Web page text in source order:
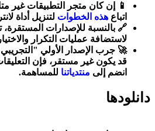
📱 إن كان متجر التطبيقات غير
اتباع هذه الخطوات لتنزيل أداة
🔗 بالنسبة للإصدارات
لاستضافة عمليات التكرار
🚀 جرب الإصدار الأولي
قد يكون غير مستقر، فإن
انضم إلى منتدياتنا للمساهمة.
دانلودها